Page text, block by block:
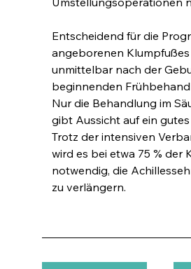
Entscheidend für die
angeborenen Klumpfußes
unmittelbar nach der
beginnenden
Nur die Behandlung im
gibt Aussicht auf ein gutes
Trotz der intensiven
wird es bei etwa 75 % der
notwendig, die
zu verlängern.